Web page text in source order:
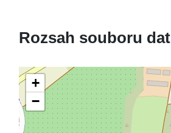
Rozsah souboru dat
+
−